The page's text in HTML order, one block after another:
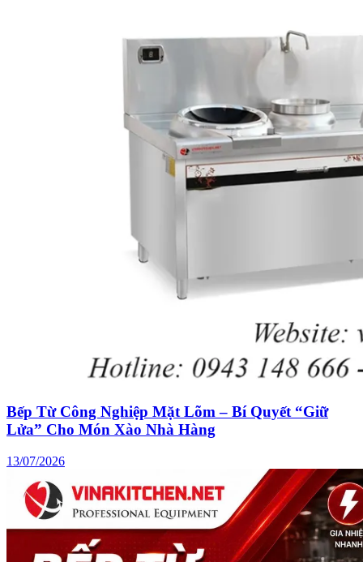
Bếp Từ Công Nghiệp Mặt Lõm – Bí Quyết “Giữ
Lửa” Cho Món Xào Nhà Hàng
13/07/2026